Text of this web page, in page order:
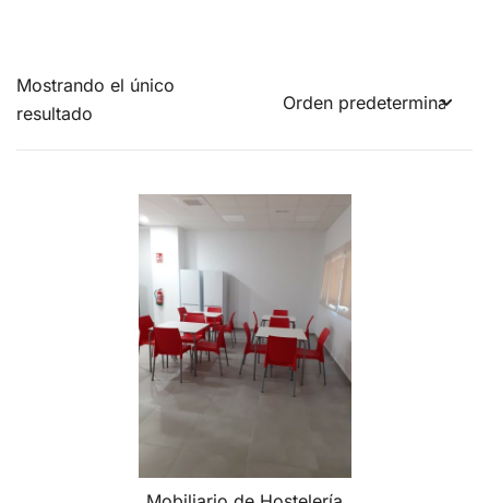
Mostrando el único
resultado